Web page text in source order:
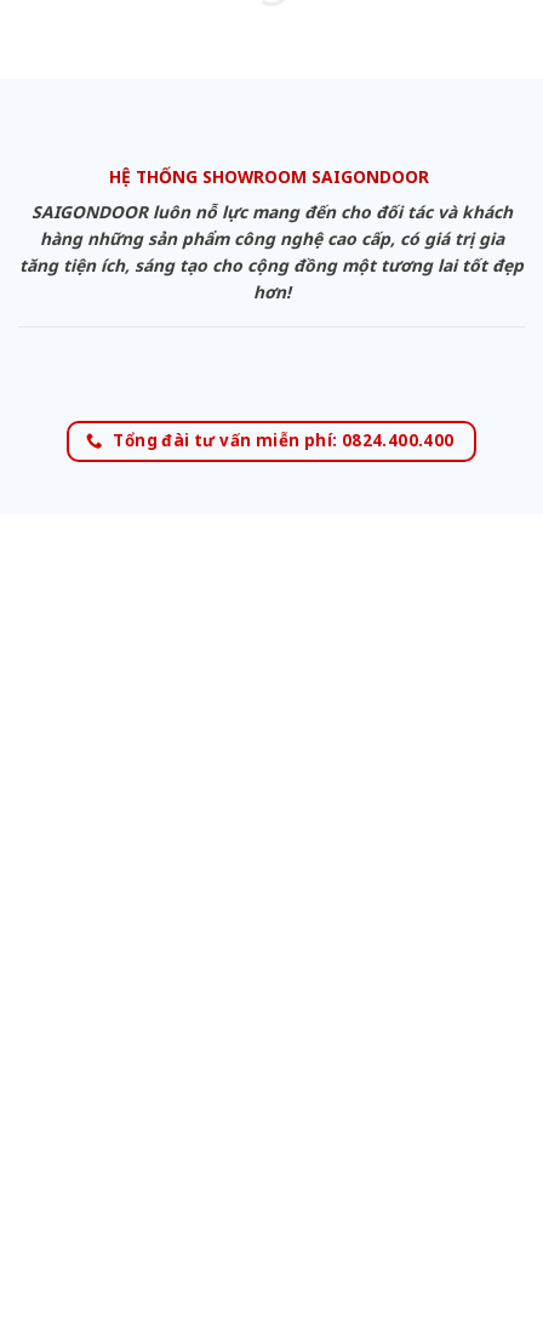
HỆ THỐNG SHOWROOM SAIGONDOOR
SAIGONDOOR luôn nỗ lực mang đến cho đối tác và khách
hàng những sản phẩm công nghệ cao cấp, có giá trị gia
tăng tiện ích, sáng tạo cho cộng đồng một tương lai tốt đẹp
hơn!
Tổng đài tư vấn miễn phí: 0824.400.400